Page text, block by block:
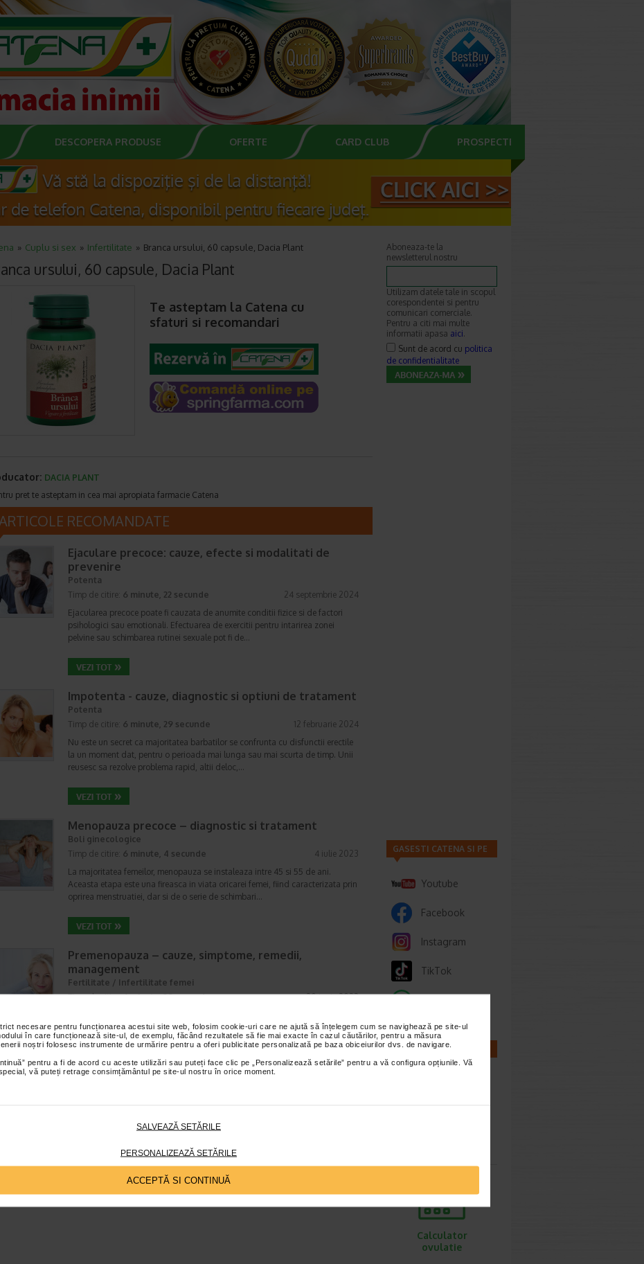
necesare pentru funcționarea acestui site web, folosim cookie-uri care ne ajută să înțelegem cum se navighează pe site-ul
în care funcționează site-ul, de exemplu, făcând rezultatele să fie mai exacte în cazul căutărilor, pentru a măsura
noștri folosesc instrumente de urmărire pentru a oferi publicitate personalizată pe baza obiceiurilor dvs. de navigare.
pentru a fi de acord cu aceste utilizări sau puteți face clic pe „Personalizează setările” pentru a vă configura opțiunile. Vă
vă puteți retrage consimțământul pe site-ul nostru în orice moment.
SALVEAZĂ SETĂRILE
PERSONALIZEAZĂ SETĂRILE
ACCEPTĂ SI CONTINUĂ
DESCOPERA PRODUSE OFERTE CARD CLUB PROSPECTE
Cuplu si sex Infertilitate Branca ursului, 60 capsule, Dacia Plant
ursului, 60 capsule, Dacia Plant
Te asteptam la Catena cu
sfaturi si recomandari
DACIA PLANT
pret te asteptam in cea mai apropiata farmacie Catena
ARTICOLE RECOMANDATE
Ejaculare precoce: cauze, efecte si modalitati de
prevenire
Potenta
Timp de citire: 6 minute, 22 secunde
24 septembrie 2024
Ejacularea precoce poate fi cauzata de anumite conditii fizice si de factori
psihologici sau emotionali. Efectuarea de exercitii pentru intarirea zonei
pelvine sau schimbarea rutinei sexuale pot fi de…
Impotenta - cauze, diagnostic si optiuni de tratament
Potenta
Timp de citire: 6 minute, 29 secunde
12 februarie 2024
Nu este un secret ca majoritatea barbatilor se confrunta cu disfunctii erectile
la un moment dat, pentru o perioada mai lunga sau mai scurta de timp. Unii
reusesc sa rezolve problema rapid, altii deloc,…
Menopauza precoce – diagnostic si tratament
Boli ginecologice
Timp de citire: 6 minute, 4 secunde
4 iulie 2023
La majoritatea femeilor, menopauza se instaleaza intre 45 si 55 de ani.
Aceasta etapa este una fireasca in viata oricarei femei, fiind caracterizata prin
oprirea menstruatiei, dar si de o serie de schimbari…
Premenopauza – cauze, simptome, remedii,
management
Fertilitate / Infertilitate femei
Timp de citire:6 minute, 39 secunde
20 iunie 2023
cativa ani inainte de instalarea menopauzei finale. In timpul acestei perioade,
nivelul de estrogeni incepe sa scada. Astfel,…
Aboneaza-te la
newsletterul nostru
Utilizam datele tale in scopul
corespondentei si pentru
comunicari comerciale.
Pentru a citi mai multe
informatii apasa aici.
Sunt de acord cu politica
de confidentialitate
GASESTI CATENA SI PE
Youtube
Facebook
Instagram
TikTok
CALCULATOARE
Calculator
ovulatie